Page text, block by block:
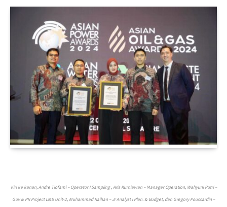
Kiri ke kanan, Andre Tiofami – Operator I Sampling , Aris Kurniawan – Manager Operation, Wahyuni Putri –
Gov & PR Project LMB Unit-2, Muhammad Raihan – Jr Analyst I Plan. & Budget, dan Gregory Poussardin –